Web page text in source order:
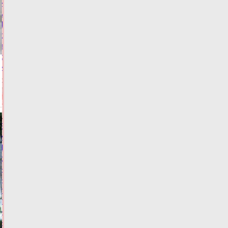
из
муниципалитетов
Тверской
области
забыли
об
инвалидах
06.08.2026,
ФОТО
ЗАКОН И
ПОРЯДОК
Виталий
Королев:
Тверские
спортсмены
–
наша
гордость,
тренеры
–
наше